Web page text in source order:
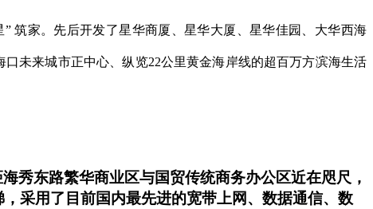
筑家。先后开发了星华商厦、星华大厦、星华佳园、大华西海
未来城市正中心、纵览22公里黄金海岸线的超百万方滨海生活
秀东路繁华商业区与国贸传统商务办公区近在咫尺，
采用了目前国内最先进的宽带上网、数据通信、数